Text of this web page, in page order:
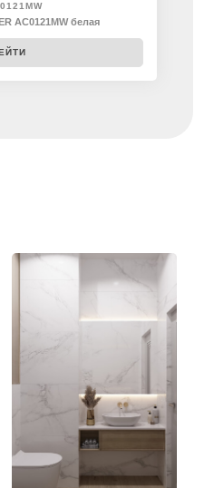
AC0121MW белая